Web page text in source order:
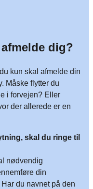
dig?
kun skal afmelde din
Måske flytter du
i forvejen? Eller
der allerede er en
skal du ringe til
nødvendig
din
du navnet på den